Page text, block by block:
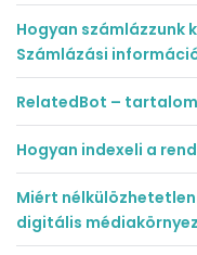
Hogyan számlázzunk
Számlázási
RelatedBot –
Hogyan indexeli a
Miért
digitális